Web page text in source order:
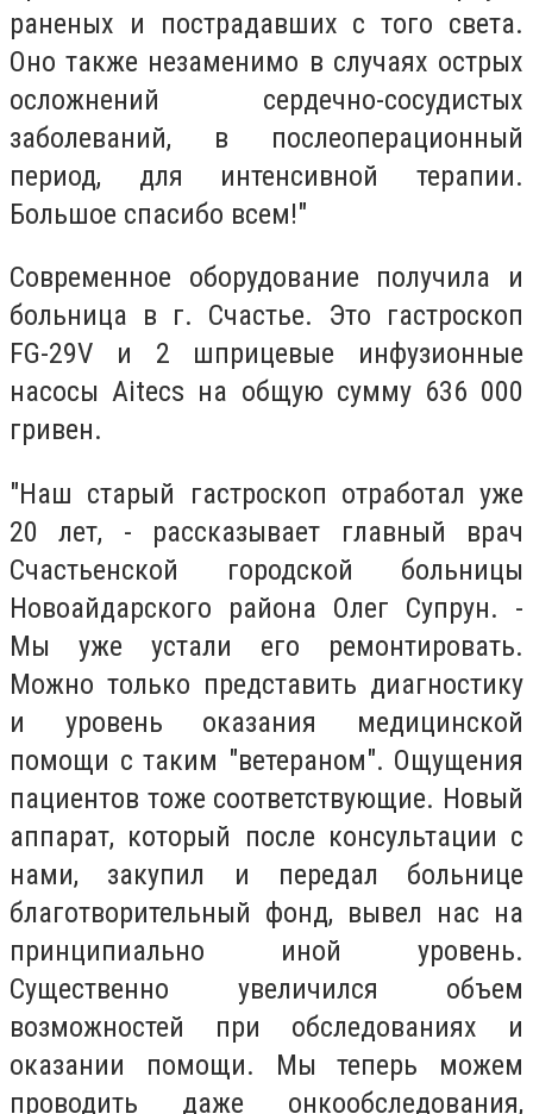
раненых и пострадавших с того света.
Оно также незаменимо в случаях острых
осложнений сердечно-сосудистых
заболеваний, в послеоперационный
период, для интенсивной терапии.
Большое спасибо всем!"
Современное оборудование получила и
больница в г. Счастье. Это гастроскоп
FG-29V и 2 шприцевые инфузионные
насосы Aitecs на общую сумму 636 000
гривен.
"Наш старый гастроскоп отработал уже
20 лет, - рассказывает главный врач
Счастьенской городской больницы
Новоайдарского района Олег Супрун. -
Мы уже устали его ремонтировать.
Можно только представить диагностику
и уровень оказания медицинской
помощи с таким "ветераном". Ощущения
пациентов тоже соответствующие. Новый
аппарат, который после консультации с
нами, закупил и передал больнице
благотворительный фонд, вывел нас на
принципиально иной уровень.
Существенно увеличился объем
возможностей при обследованиях и
оказании помощи. Мы теперь можем
проводить даже онкообследования,